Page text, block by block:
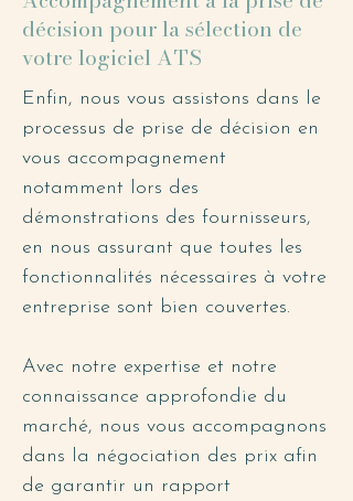
décision pour la sélection de
votre logiciel ATS
Enfin, nous vous assistons dans le
processus de prise de décision en
vous accompagnement
notamment lors des
démonstrations des fournisseurs,
en nous assurant que toutes les
fonctionnalités nécessaires à votre
entreprise sont bien couvertes.
Avec notre expertise et notre
connaissance approfondie du
marché, nous vous accompagnons
dans la négociation des prix afin
de garantir un rapport